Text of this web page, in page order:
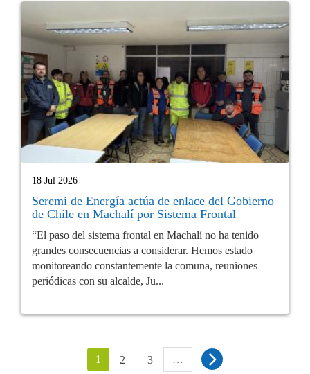
18 Jul 2026
Seremi de Energía actúa de enlace del Gobierno
de Chile en Machalí por Sistema Frontal
“El paso del sistema frontal en Machalí no ha tenido
grandes consecuencias a considerar. Hemos estado
monitoreando constantemente la comuna, reuniones
periódicas con su alcalde, Ju...
1 2 3 …